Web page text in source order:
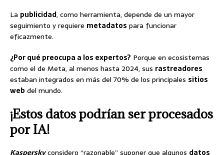
La publicidad, como herramienta, depende de un mayor
seguimiento y requiere metadatos para funcionar
eficazmente.
¿Por qué preocupa a los expertos? Porque en ecosistemas
como el de Meta, al menos hasta 2024, sus rastreadores
estaban integrados en más del 70% de los principales sitios
web del mundo.
¡Estos datos podrían ser procesados
por IA!
Kasperskyconsidero “razonable” suponer que algunos datos